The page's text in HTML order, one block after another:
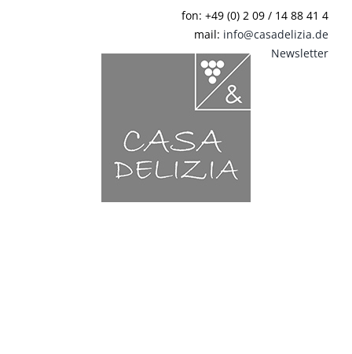
fon: +49 (0) 2 09 / 14 88 41 4
mail: info@casadelizia.de
Newsletter